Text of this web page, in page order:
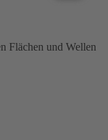
Flächen und Wellen